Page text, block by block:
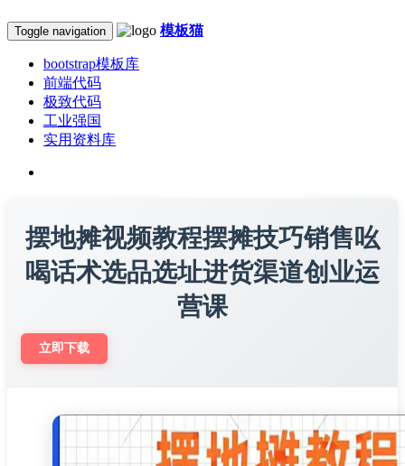
Toggle navigation 模板猫
bootstrap模板库
前端代码
极致代码
工业强国
实用资料库
摆地摊视频教程摆摊技巧销售吆
喝话术选品选址进货渠道创业运
营课
立即下载